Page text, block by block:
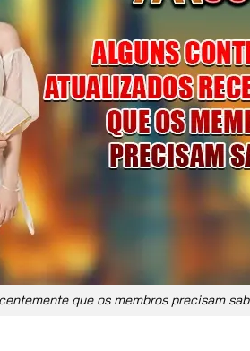
que os membros precisam